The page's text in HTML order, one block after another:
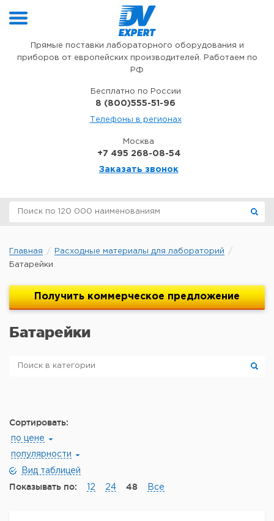
Прямые поставки лабораторного оборудования и
приборов от европейских производителей. Работаем по
РФ
Бесплатно по России
8 (800)555-51-96
Телефоны в регионах
Москва
+7 495 268-08-54
Заказать звонок
Главная
Расходные материалы для лабораторий
Батарейки
Получить коммерческое предложение
Батарейки
Сортировать:
по цене
популярности
Вид таблицей
Показывать по: 12 24 48 Все